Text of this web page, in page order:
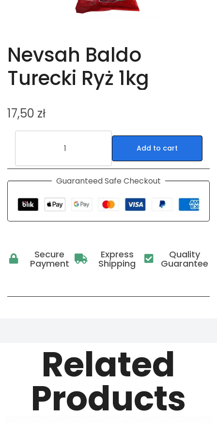
Nevsah Baldo
Turecki Ryż 1kg
17,50 zł
Add to cart
Guaranteed Safe Checkout
Secure
Payment
Express
Shipping
Quality
Guarantee
Related
Products